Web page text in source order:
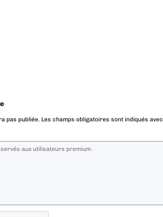
pas publiée. Les champs obligatoires sont indiqués avec